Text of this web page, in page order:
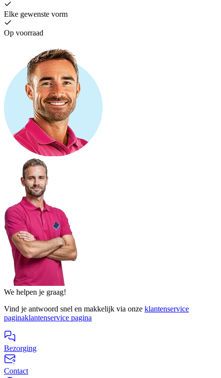
Elke gewenste vorm
Op voorraad
We helpen je graag!
Vind je antwoord snel en makkelijk via onze klantenservice
paginaklantenservice pagina
Bezorging
Contact